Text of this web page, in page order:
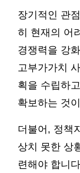
장기적인 관
히 현재의 어
경쟁력을 강
고부가가치
획을 수립하
확보하는 것
더불어, 정책
상치 못한 상
련해야 합니